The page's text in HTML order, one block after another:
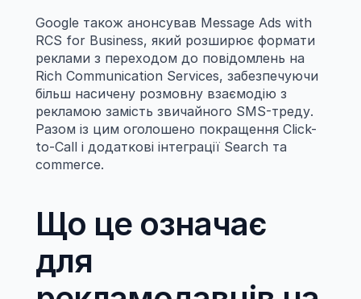
Google також анонсував Message Ads with
RCS for Business, який розширює формати
реклами з переходом до повідомлень на
Rich Communication Services, забезпечуючи
більш насичену розмовну взаємодію з
рекламою замість звичайного SMS-треду.
Разом із цим оголошено покращення Click-
to-Call і додаткові інтеграції Search та
commerce.
Що це означає
для